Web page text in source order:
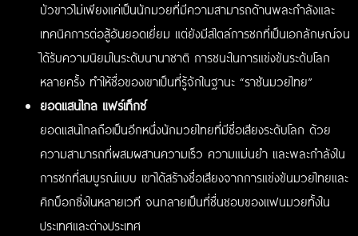
บัวขาวไม่เพียงแค่เป็นนักมวยที่มีความสามารถด้านพละกำลังและ
เทคนิคการต่อสู้อันยอดเยี่ยม แต่ยังมีสไตล์การชกที่เป็นเอกลักษณ์จน
ได้รับความนิยมในระดับนานาชาติ การชนะในการแข่งขันระดับโลก
หลายครั้ง ทำให้ชื่อของเขาเป็นที่รู้จักในฐานะ “ราชันมวยไทย”
ยอดแสนไกล แฟร์เท็กซ์
ยอดแสนไกลถือเป็นอีกหนึ่งนักมวยไทยที่มีชื่อเสียงระดับโลก ด้วย
ความสามารถที่ผสมผสานความเร็ว ความแม่นยำ และพละกำลังใน
การชกที่สมบูรณ์แบบ เขาได้สร้างชื่อเสียงจากการแข่งขันมวยไทยและ
คิกบ็อกซิ่งในหลายเวที จนกลายเป็นที่ชื่นชอบของแฟนมวยทั้งใน
ประเทศและต่างประเทศ